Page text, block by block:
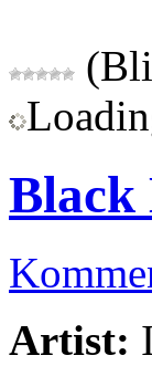
Artist: